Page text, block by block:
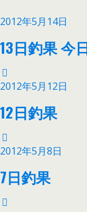
2012年5月14日
13日釣果 今
2012年5月12日
12日釣果
2012年5月8日
7日釣果